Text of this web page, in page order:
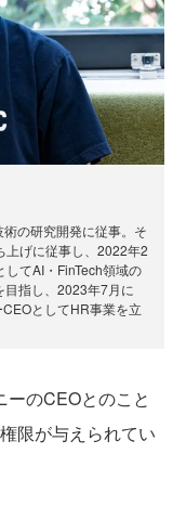
の研究開発に従事。そ
上げに従事し、2022年2
てAI・FinTech領域の
目指し、2023年7月に
としてHR事業を立
のCEOとのこと
限が与えられてい